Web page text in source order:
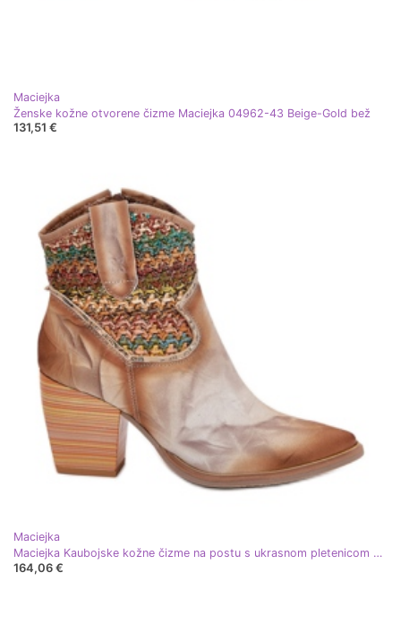
Maciejka
Ženske kožne otvorene čizme Maciejka 04962-43 Beige-Gold bež
131,51 €
Maciejka
Maciejka Kaubojske kožne čizme na postu s ukrasnom pletenicom Maciejke 06810-29 Multikolor višebojan
164,06 €